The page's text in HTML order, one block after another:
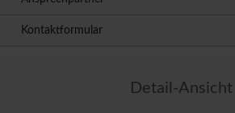
Kontaktformular
Detail-Ansicht